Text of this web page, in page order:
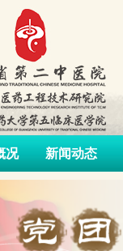
况 新闻动态